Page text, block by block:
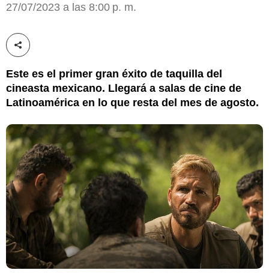
27/07/2023 a las 8:00 p. m.
Compartir esta noticia
Este es el primer gran éxito de taquilla del
cineasta mexicano. Llegará a salas de cine de
Latinoamérica en lo que resta del mes de agosto.